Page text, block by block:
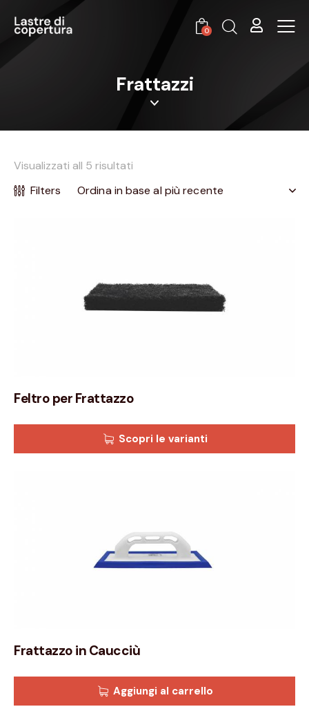
0
Frattazzi
Visualizzati all 5 risultati
Filters
Feltro per Frattazzo
Scopri le varianti
Frattazzo in Caucciù
Aggiungi al carrello